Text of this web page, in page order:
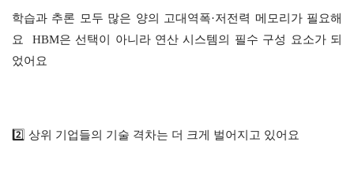
학습과 추론 모두 많은 양의 고대역폭·저전력 메모리가 필요해
요  HBM은 선택이 아니라 연산 시스템의 필수 구성 요소가 되
었어요
2️⃣ 상위 기업들의 기술 격차는 더 크게 벌어지고 있어요